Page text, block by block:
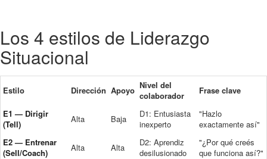
Los 4 estilos de Liderazgo
Situacional
Estilo Dirección Apoyo Nivel del
colaborador
Frase clave
E1 — Dirigir
(Tell)
Alta Baja
D1: Entusiasta
inexperto
"Hazlo
exactamente así"
E2 — Entrenar
(Sell/Coach)
Alta Alta
D2: Aprendiz
desilusionado
"¿Por qué creés
que funciona así?"